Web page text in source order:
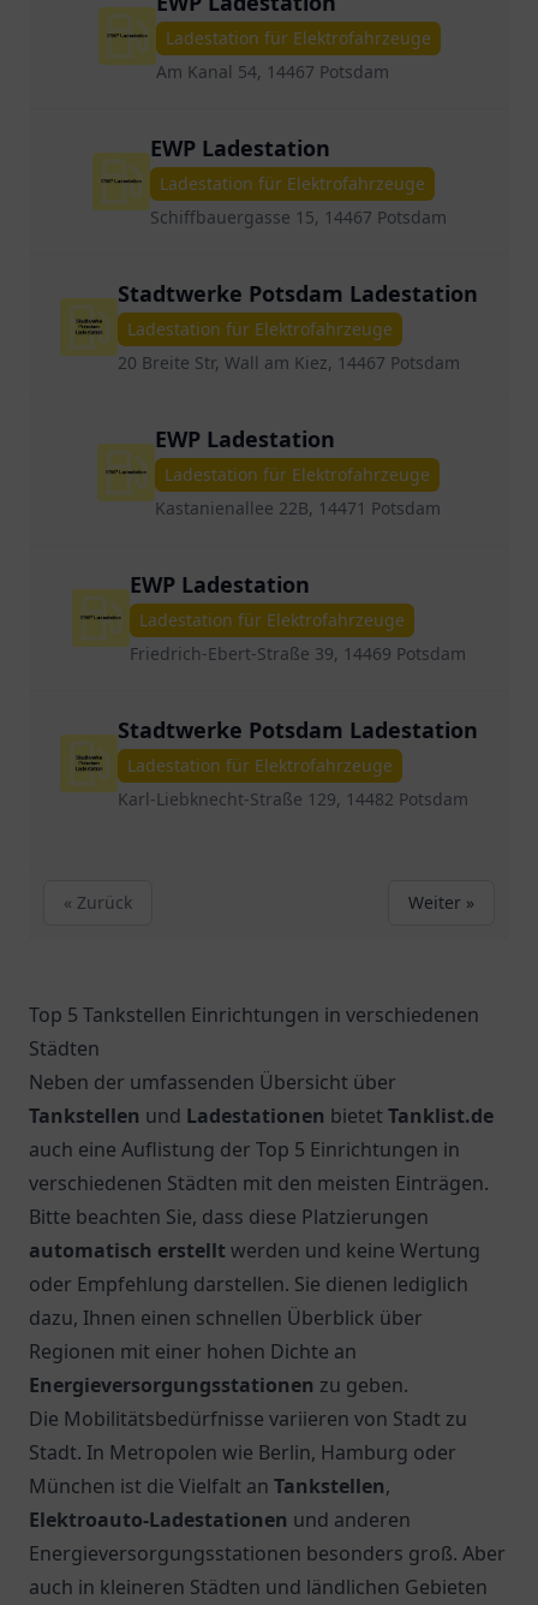
Ladestation für Elektrofahrzeuge
Am Kanal 54, 14467 Potsdam
EWP Ladestation
Ladestation für Elektrofahrzeuge
Schiffbauergasse 15, 14467 Potsdam
Stadtwerke Potsdam Ladestation
Ladestation für Elektrofahrzeuge
20 Breite Str, Wall am Kiez, 14467 Potsdam
EWP Ladestation
Ladestation für Elektrofahrzeuge
Kastanienallee 22B, 14471 Potsdam
EWP Ladestation
Ladestation für Elektrofahrzeuge
Friedrich-Ebert-Straße 39, 14469 Potsdam
Stadtwerke Potsdam Ladestation
Ladestation für Elektrofahrzeuge
Karl-Liebknecht-Straße 129, 14482 Potsdam
« Zurück Weiter »
Top 5 Tankstellen Einrichtungen in verschiedenen
Städten
Neben der umfassenden Übersicht über
Tankstellen und Ladestationen bietet Tanklist.de
auch eine Auflistung der Top 5 Einrichtungen in
verschiedenen Städten mit den meisten Einträgen.
Bitte beachten Sie, dass diese Platzierungen
automatisch erstelltwerden und keine Wertung
oder Empfehlung darstellen. Sie dienen lediglich
dazu, Ihnen einen schnellen Überblick über
Regionen mit einer hohen Dichte an
Energieversorgungsstationen zu geben.
Die Mobilitätsbedürfnisse variieren von Stadt zu
Stadt. In Metropolen wie Berlin, Hamburg oder
München ist die Vielfalt an Tankstellen,
Elektroauto-Ladestationen und anderen
Energieversorgungsstationen besonders groß. Aber
auch in kleineren Städten und ländlichen Gebieten